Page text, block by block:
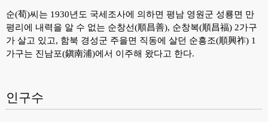
순(荀)씨는 1930년도 국세조사에 의하면 평남 영원군 성룡면 만
평리에 내력을 알 수 없는 순창선(順昌善), 순창복(順昌福) 2가구
가 살고 있고, 함북 경성군 주을면 직동에 살던 순흥조(順興祚) 1
가구는 진남포(鎭南浦)에서 이주해 왔다고 한다.
인구수